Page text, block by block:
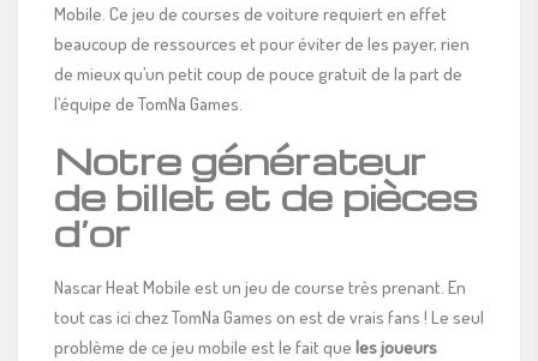
Mobile. Ce jeu de courses de voiture requiert en effet
beaucoup de ressources et pour éviter de les payer, rien
de mieux qu’un petit coup de pouce gratuit de la part de
l’équipe de TomNa Games.
Notre générateur
de billet et de pièces
d’or
Nascar Heat Mobile est un jeu de course très prenant. En
tout cas ici chez TomNa Games on est de vrais fans ! Le seul
problème de ce jeu mobile est le fait que les joueurs